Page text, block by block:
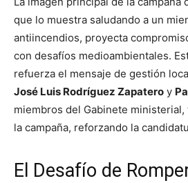
que lo muestra saludando a un
antiincendios, proyecta
con desafíos medioambientales.
refuerza el mensaje de gestión
José Luis Rodríguez Zapatero y
miembros del Gabinete ministerial,
la campaña, reforzando la
El Desafío de